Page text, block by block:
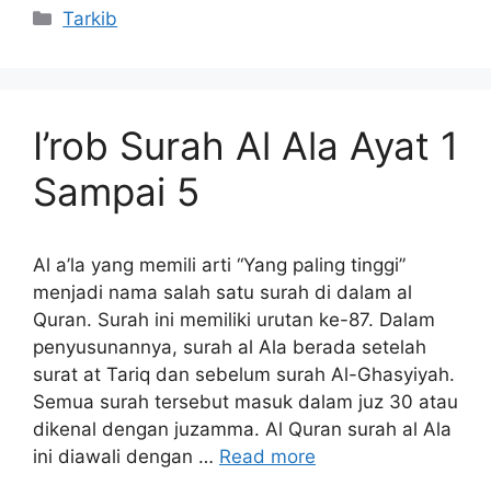
Kategori
Tarkib
I’rob Surah Al Ala Ayat 1
Sampai 5
Al a’la yang memili arti “Yang paling tinggi”
menjadi nama salah satu surah di dalam al
Quran. Surah ini memiliki urutan ke-87. Dalam
penyusunannya, surah al Ala berada setelah
surat at Tariq dan sebelum surah Al-Ghasyiyah.
Semua surah tersebut masuk dalam juz 30 atau
dikenal dengan juzamma. Al Quran surah al Ala
ini diawali dengan … Read more